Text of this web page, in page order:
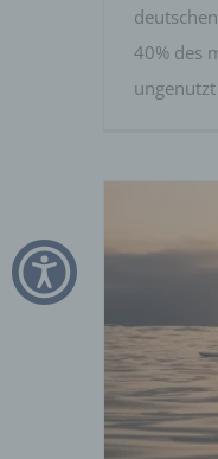
40% des